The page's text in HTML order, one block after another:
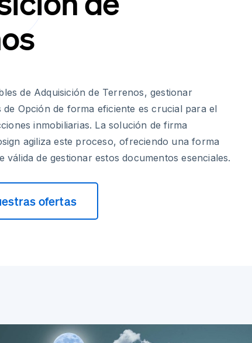
de Adquisición de Terrenos, gestionar
de Opción de forma eficiente es crucial para el
inmobiliarias. La solución de firma
agiliza este proceso, ofreciendo una forma
válida de gestionar estos documentos esenciales.
ofertas